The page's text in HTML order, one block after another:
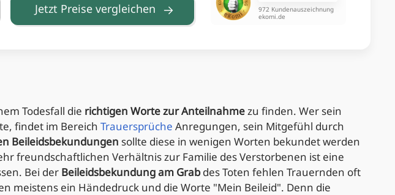
Jetzt Preise vergleichen
972 Kundenauszeichnung
ekomi.de
Todesfall die richtigen Worte zur Anteilnahmezu finden. Wer sein
findet im Bereich Trauersprüche Anregungen, sein Mitgefühl durch
Beileidsbekundungen sollte diese in wenigen Worten bekundet werden
freundschaftlichen Verhältnis zur Familie des Verstorbenen ist eine
Bei der Beileidsbekundung am Grabdes Toten fehlen Trauernden oft
meistens ein Händedruck und die Worte "Mein Beileid". Denn die